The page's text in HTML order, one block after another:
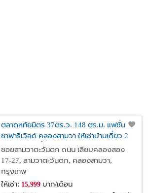
ตลาดหทัยมิตร 37ตร.ว. 148 ตร.ม. แฟชั่น
ซาฟารีเวิลด์ คลองสามวา ให้เช่าบ้านเดี่ยว 2
ชั้น 3 นอน 2 น้ำ รามอินทรา เลียบคลองสอง
ซอยสามวาตะวันตก ถนน เลียบคลองสอง
17-27, สามวาตะวันตก, คลองสามวา,
กรุงเทพ
ให้เช่า: 15,999บาท/เดือน